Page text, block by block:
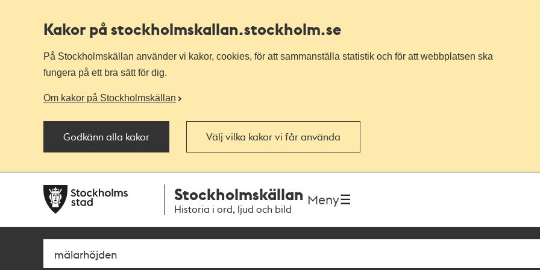
Kakor på stockholmskallan.stockholm.se
På Stockholmskällan använder vi kakor, cookies, för att sammanställa statistik och för att webbplatsen ska
fungera på ett bra sätt för dig.
Om kakor på Stockholmskällan
Godkänn alla kakor Välj vilka kakor vi får använda
navigationen
huvudinnehållet
Stockholmskällan
Historia i ord, ljud och bild
Meny
Sök